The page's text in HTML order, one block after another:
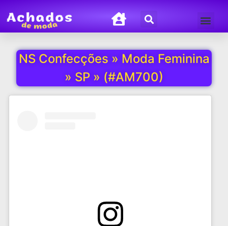
NS Confecções » Moda Feminina
» SP » (#AM700)